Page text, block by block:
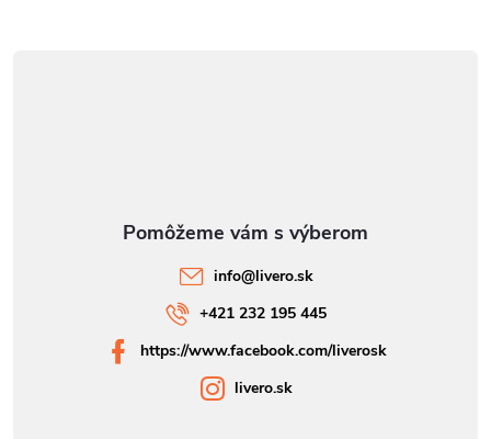
info@livero.sk
+421 232 195 445
https://www.facebook.com/liverosk
livero.sk